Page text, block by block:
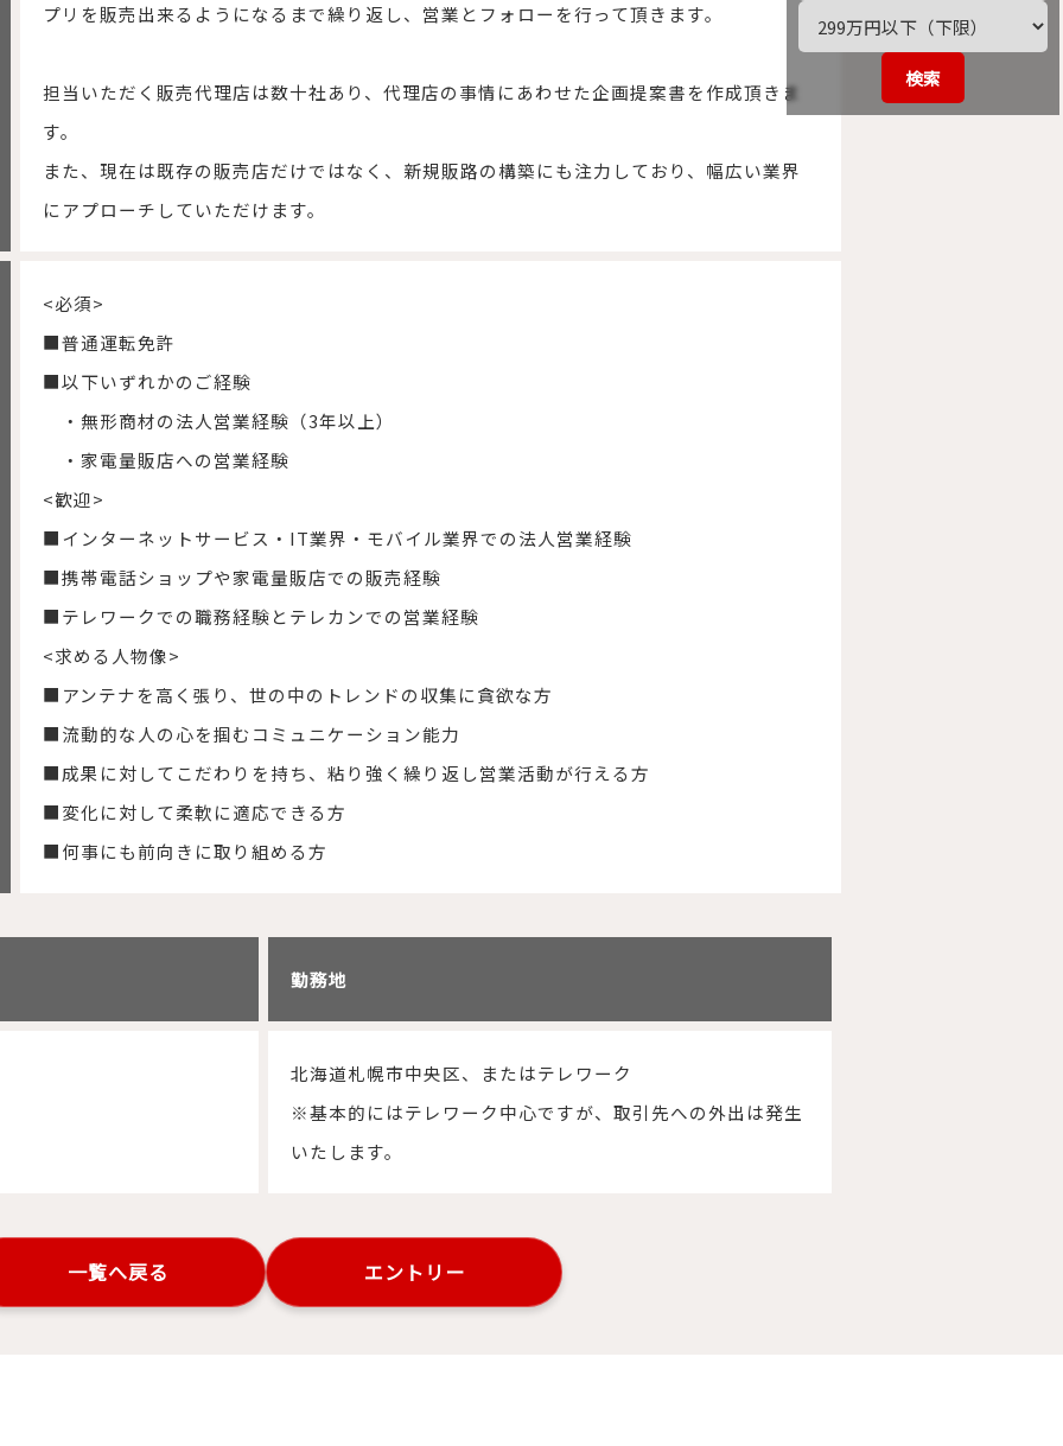
プリを販売出来るようになるまで繰り返し、営業とフォローを行って頂きます。
担当いただく販売代理店は数十社あり、代理店の事情にあわせた企画提案書を作成頂きま
す。
また、現在は既存の販売店だけではなく、新規販路の構築にも注力しており、幅広い業界
にアプローチしていただけます。
<必須>
■普通運転免許
■以下いずれかのご経験
・無形商材の法人営業経験（3年以上）
・家電量販店への営業経験
<歓迎>
■インターネットサービス・IT業界・モバイル業界での法人営業経験
■携帯電話ショップや家電量販店での販売経験
■テレワークでの職務経験とテレカンでの営業経験
<求める人物像>
■アンテナを高く張り、世の中のトレンドの収集に貪欲な方
■流動的な人の心を掴むコミュニケーション能力
■成果に対してこだわりを持ち、粘り強く繰り返し営業活動が行える方
■変化に対して柔軟に適応できる方
■何事にも前向きに取り組める方
勤務地
北海道札幌市中央区、またはテレワーク
※基本的にはテレワーク中心ですが、取引先への外出は発生
いたします。
一覧へ戻る エントリー
検索